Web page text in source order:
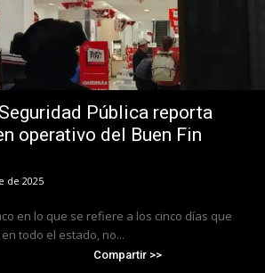
Pública reporta
operativo del Buen Fin
de 2025
en lo que se refiere a los cinco días que
todo el estado, no...
Compartir >>